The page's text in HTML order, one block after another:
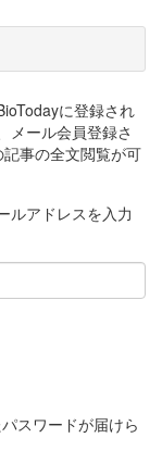
に登録され
メール会員登録さ
事の全文閲覧が可
ルアドレスを入力
スワードが届けら